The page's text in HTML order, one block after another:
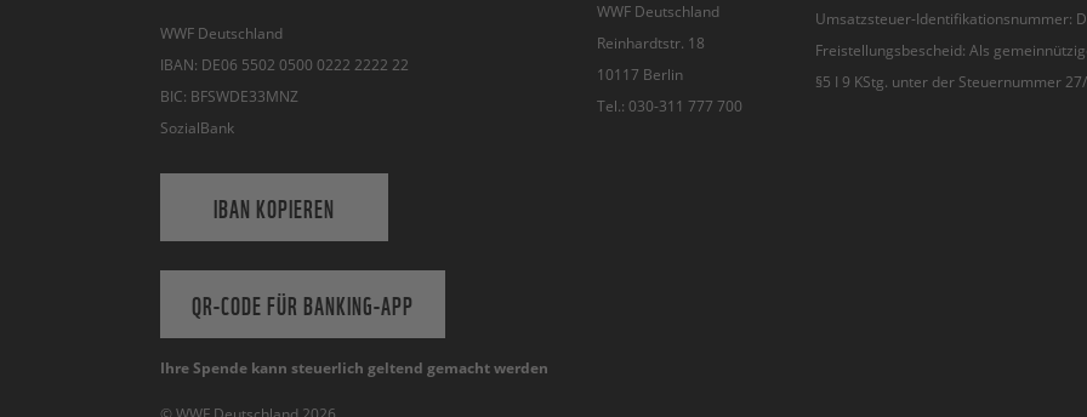
WWF Deutschland
IBAN: DE06 5502 0500 0222 2222 22
BIC: BFSWDE33MNZ
SozialBank
IBAN KOPIEREN
QR-CODE FÜR BANKING-APP
WWF Deutschland
Reinhardtstr. 18
10117 Berlin
Tel.: 030-311 777 700
Ihre Spende kann steuerlich geltend gemacht werden
Umsatzsteuer-Identifikationsnummer:
Freistellungsbescheid: Als
§5 I 9 KStg. unter der Steuernummer